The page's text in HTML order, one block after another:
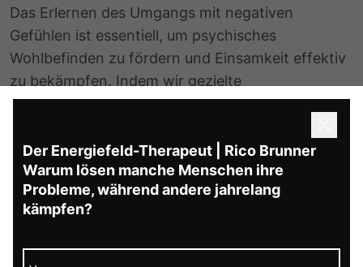
Das Erlernen des Umgangs mit negativen
Gefühlen ist essentiell, um psychisches
Wohlbefinden zu fördern und Einsamkeit effektiv
zu bekämpfen. Indem wir gezielte
Selbsthilfetechniken anwenden, können wir nicht
auch ein tieferes Verständnis für unsere
Emotionen entwickeln.
Techniken zur Bewältigung von Einsamkeit
Einsamkeit bekämpfen beginnt oft mit kleinen
Der Energiefeld-Therapeut | Rico Brunner
Warum lösen manche Menschen ihre
Probleme, während andere jahrelang
kämpfen?